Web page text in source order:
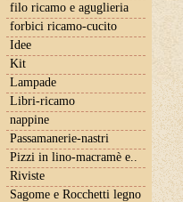
filo ricamo e aguglieria
forbici ricamo-cucito
Idee
Kit
Lampade
Libri-ricamo
nappine
Passamanerie-nastri
Pizzi in lino-macramè e..
Riviste
Sagome e Rocchetti legno